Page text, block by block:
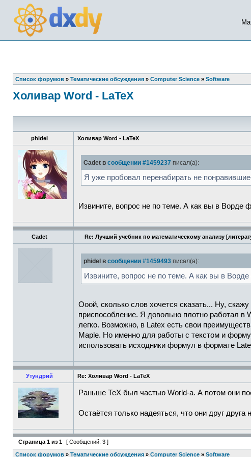
Список форумов » Тематические обсуждения » Computer Science » Software
Холивар Word - LaTeX
phidel Холивар Word - LaTeX
Cadet в сообщении #1459237 писал(а):
Я уже пробовал перенабирать не
Извините, вопрос не по теме. А как вы в Ворде
Cadet Re: Лучший учебник по математическому анализу
phidel в сообщении #1459493 писал(а):
Извините, вопрос не по теме. А как вы в
Ооой, сколько слов хочется сказать... Ну,
приспособление. Я довольно плотно работал
легко. Возможно, в Latex есть свои
Maple. Но именно для работы с текстом и
использовать исходники формул в формате
Утундрий Re: Холивар Word - LaTeX
Раньше ТеХ был частью World-а. А потом они
Остаётся только надеяться, что они друг друга
Страница 1 из 1 [ Сообщений: 3 ]
Список форумов » Тематические обсуждения » Computer Science » Software